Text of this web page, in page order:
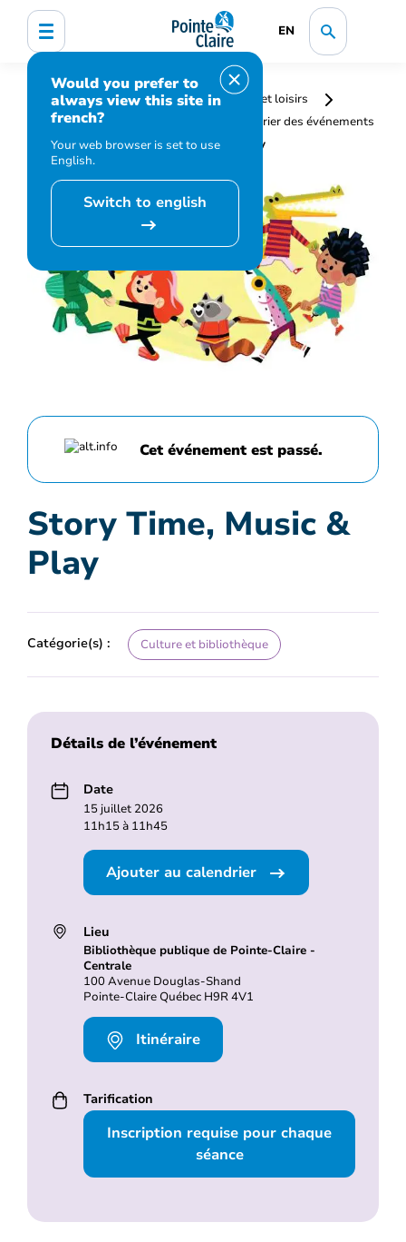
EN
Would you prefer to
always view this site in
french?
Your web browser is set to use
English.
Switch to english
Accueil
Bibliothèque, culture, sports et loisirs
Programmation et inscription
Calendrier des événements
et activités
Story Time, Music & Play
Cet événement est passé.
Story Time, Music &
Play
Catégorie(s) : Culture et bibliothèque
Détails de l’événement
Date
15 juillet 2026
11h15 à 11h45
Ajouter au calendrier
Lieu
Bibliothèque publique de Pointe-Claire -
Centrale
100 Avenue Douglas-Shand
Pointe-Claire Québec H9R 4V1
Itinéraire
Tarification
Inscription requise pour chaque
séance